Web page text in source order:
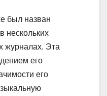
был назван
нескольких
журналах. Эта
его
его